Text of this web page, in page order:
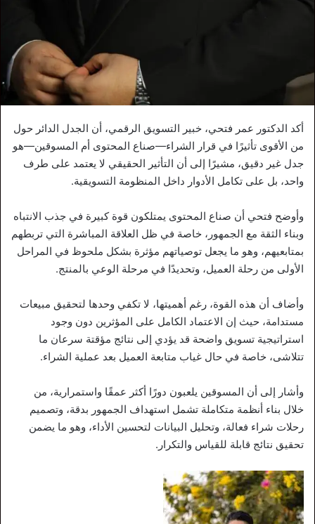
أكد الدكتور عمر فتحي، خبير التسويق الرقمي، أن الجدل الدائر حول
من الأقوى تأثيرًا في قرار الشراء—صناع المحتوى أم المسوقين—هو
جدل غير دقيق، مشيرًا إلى أن التأثير الحقيقي لا يعتمد على طرف
واحد، بل على تكامل الأدوار داخل المنظومة التسويقية.
وأوضح فتحي أن صناع المحتوى يمتلكون قوة كبيرة في جذب الانتباه
وبناء الثقة مع الجمهور، خاصة في ظل العلاقة المباشرة التي تربطهم
بمتابعيهم، وهو ما يجعل توصياتهم مؤثرة بشكل ملحوظ في المراحل
الأولى من رحلة العميل، وتحديدًا في مرحلة الوعي بالمنتج.
وأضاف أن هذه القوة، رغم أهميتها، لا تكفي وحدها لتحقيق مبيعات
مستدامة، حيث إن الاعتماد الكامل على المؤثرين دون وجود
استراتيجية تسويق واضحة قد يؤدي إلى نتائج مؤقتة سرعان ما
تتلاشى، خاصة في حال غياب متابعة العميل بعد عملية الشراء.
وأشار إلى أن المسوقين يلعبون دورًا أكثر عمقًا واستمرارية، من
خلال بناء أنظمة متكاملة تشمل استهداف الجمهور بدقة، وتصميم
رحلات شراء فعالة، وتحليل البيانات لتحسين الأداء، وهو ما يضمن
تحقيق نتائج قابلة للقياس والتكرار.